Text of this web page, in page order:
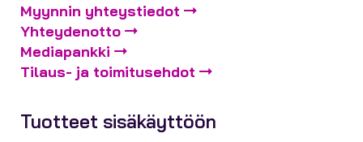
Myynnin yhteystiedot
Yhteydenotto
Mediapankki
Tilaus- ja toimitusehdot
Tuotteet sisäkäyttöön